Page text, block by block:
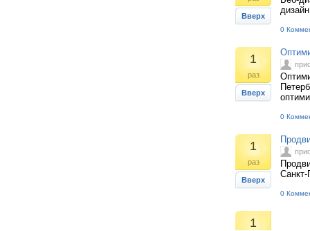
Вверх
0
1
раз
Вверх
0
1
раз
Вверх
Санкт-
0
1